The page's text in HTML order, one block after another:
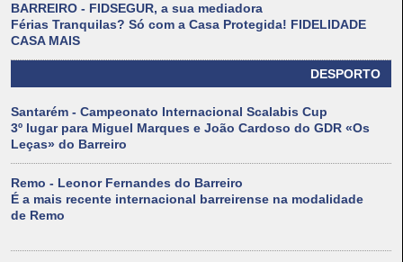
BARREIRO - FIDSEGUR, a sua mediadora
Férias Tranquilas? Só com a Casa Protegida! FIDELIDADE
CASA MAIS
DESPORTO
Santarém - Campeonato Internacional Scalabis Cup
3º lugar para Miguel Marques e João Cardoso do GDR «Os
Leças» do Barreiro
Remo - Leonor Fernandes do Barreiro
É a mais recente internacional barreirense na modalidade
de Remo